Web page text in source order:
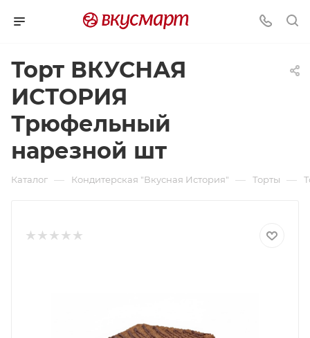
Торт ВКУСНАЯ
ИСТОРИЯ
Трюфельный
нарезной шт
Каталог — Кондитерская "Вкусная История" — Торты —